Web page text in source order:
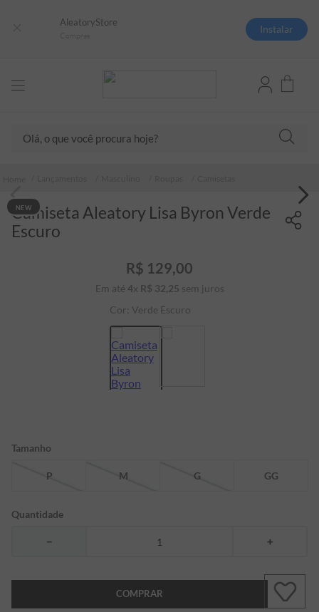
AleatoryStore
Instalar
NEW
Camiseta Aleatory Lisa Byron Verde
Escuro
R$ 129,00
Em até 4x R$ 32,25 sem juros
Cor: Verde Escuro
Tamanho
P M G GG
Quantidade
＋
－
COMPRAR
2º
camiseta listrada
4º
camiseta
5º
pima
6º
jaqueta